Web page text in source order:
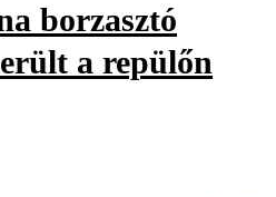
borzasztó
a repülőn